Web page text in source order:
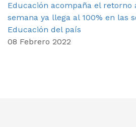
Educación acompaña el retorno
semana ya llega al 100% en las
Educación del país
08 Febrero 2022